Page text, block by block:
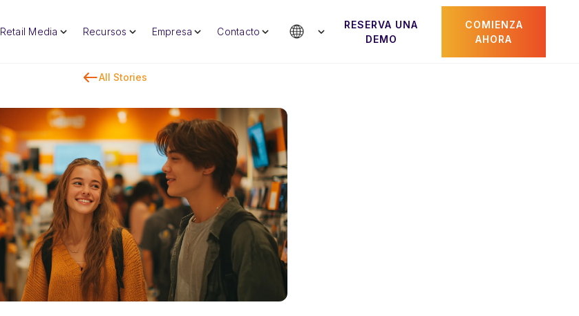
Retail Media Recursos Empresa Contacto
RESERVA UNA
DEMO
COMIENZA
AHORA
All Stories